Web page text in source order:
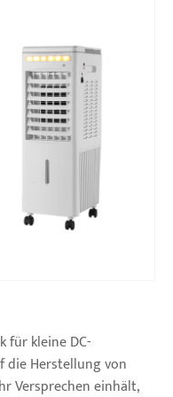
für kleine DC-
die Herstellung von
Versprechen einhält,